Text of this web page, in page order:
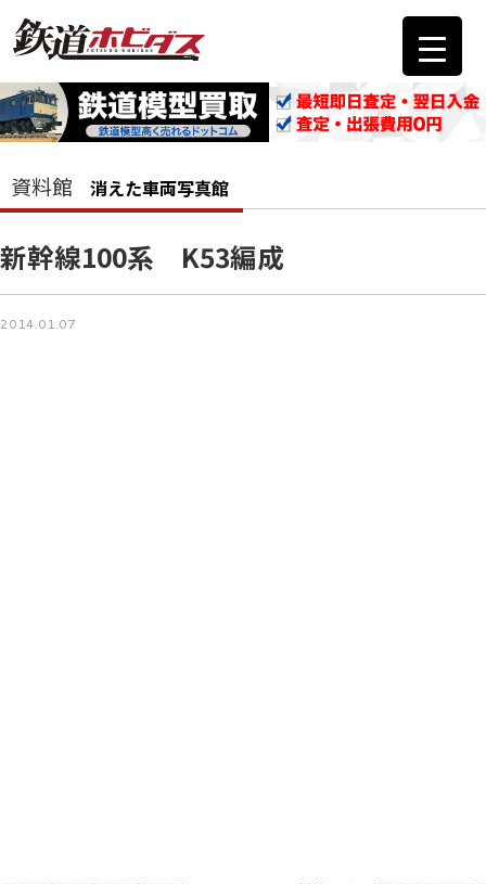
資料館 消えた車両写真館
新幹線100系 K53編成
2014.01.07